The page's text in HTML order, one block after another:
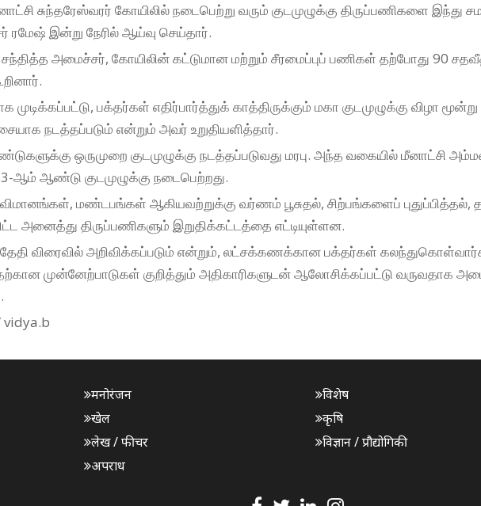
சுந்தரேஸ்வரர் கோயிலில் நடைபெற்று வரும் குடமுழுக்கு திருப்பணிகளை இந்து
இன்று நேரில் ஆய்வு செய்தார்.
அமைச்சர், கோயிலின் கட்டுமான மற்றும் சீரமைப்புப் பணிகள் தற்போது 90
பக்தர்கள் எதிர்பார்த்துக் காத்திருக்கும் மகா குடமுழுக்கு விழா
நடத்தப்படும் என்றும் அவர் உறுதியளித்தார்.
ஒருமுறை குடமுழுக்கு நடத்தப்படுவது மரபு. அந்த வகையில் மீனாட்சி
ஆம் ஆண்டு குடமுழுக்கு நடைபெற்றது.
மண்டபங்கள் ஆகியவற்றுக்கு வர்ணம் பூசுதல், சிற்பங்களைப் புதுப்பித்தல்,
அனைத்து திருப்பணிகளும் இறுதிக்கட்டத்தை எட்டியுள்ளன.
தேதி விரைவில் அறிவிக்கப்படும் என்றும், லட்சக்கணக்கான பக்தர்கள்
முன்னேற்பாடுகள் குறித்தும் அதிகாரிகளுடன் ஆலோசிக்கப்பட்டு வருவதாக
vidya.b
मनोरंजन
खेल
लेख / फीचर
अपराध
विशेष
कृषि
विज्ञान / प्रौद्योगिकी